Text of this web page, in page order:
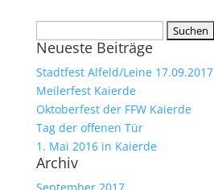
nach:
Neueste Beiträge
Stadtfest Alfeld/Leine 17.09.2017
Meilerfest Kaierde
Oktoberfest der FFW Kaierde
Tag der offenen Tür
1. Mai 2016 in Kaierde
Archiv